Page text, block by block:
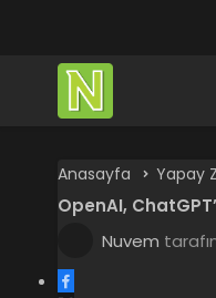
Anasayfa Yapay
OpenAI,
Nuvem